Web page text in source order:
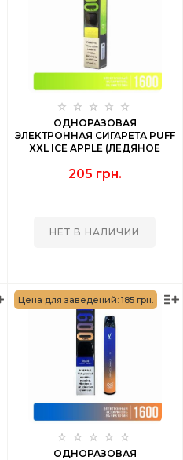
ОДНОРАЗОВАЯ
ЭЛЕКТРОННАЯ СИГАРЕТА PUFF
XXL ICE APPLE (ЛЕДЯНОЕ
205 грн.
НЕТ В НАЛИЧИИ
Цена для заведений: 185 грн.
ОДНОРАЗОВАЯ